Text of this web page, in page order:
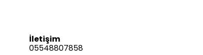
İletişim
05548807858